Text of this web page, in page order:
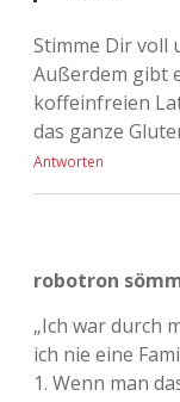
Stimme Dir voll
Außerdem gibt
koffeinfreien
das ganze
Antworten
robotron
„Ich war durch
ich nie eine
1. Wenn man